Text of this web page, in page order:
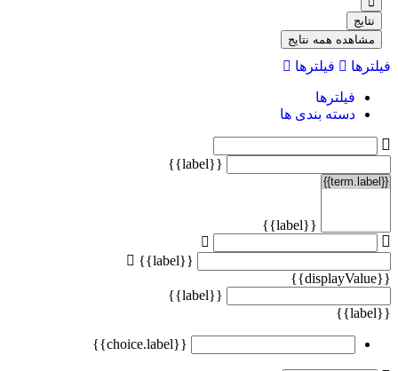
نتایج
مشاهده همه نتایج
فیلترها فیلترها
فیلترها
دسته بندی ها
{{label}}
{{label}}
{{label}}
{{displayValue}}
{{label}}
{{label}}
{{choice.label}}